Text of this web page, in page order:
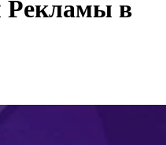
Рекламы в